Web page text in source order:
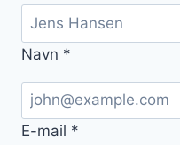
Navn *
E-mail *